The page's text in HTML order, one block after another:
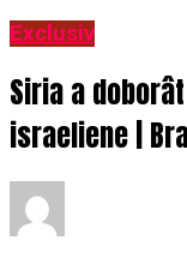
Exclusiv
Siria a
israeliene |